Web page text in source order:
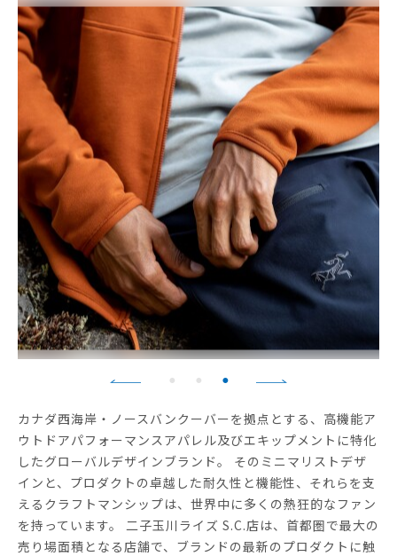
カナダ西海岸・ノースバンクーバーを拠点とする、高機能ア
ウトドアパフォーマンスアパレル及びエキップメントに特化
したグローバルデザインブランド。 そのミニマリストデザ
インと、プロダクトの卓越した耐久性と機能性、それらを支
えるクラフトマンシップは、世界中に多くの熱狂的なファン
を持っています。 二子玉川ライズ S.C.店は、首都圏で最大の
売り場面積となる店舗で、ブランドの最新のプロダクトに触